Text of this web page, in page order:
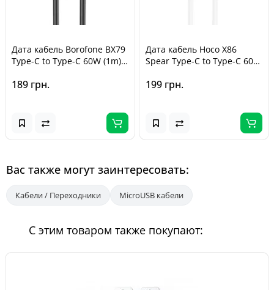
Дата кабель Borofone BX79
Type-C to Type-C 60W (1m)
189 грн.
Дата кабель Hoco X86
Spear Type-C to Type-C 60W
199 грн.
Вас также могут заинтересовать:
Кабели / Переходники MicroUSB кабели
С этим товаром также покупают: